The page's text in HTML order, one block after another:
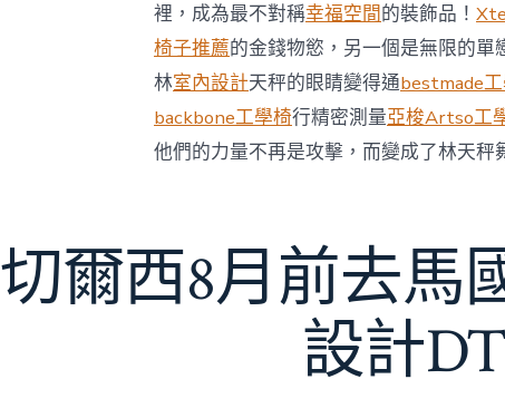
裡，成為最不對稱幸福空間的裝飾品！
椅子推薦的金錢物慾，另一個是無限的單
林室內設計天秤的眼睛變得通bestmade
backbone工學椅行精密測量亞梭Artso工
他們的力量不再是攻擊，而變成了林天秤
切爾西8月前去馬
設計